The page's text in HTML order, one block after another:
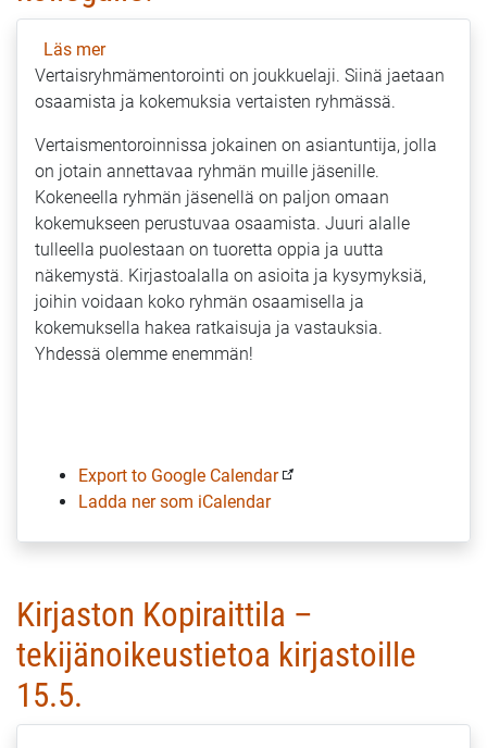
Läs merom
Verraton
vertaisryhmämentorointi
-
vertaistukea
kollegalta
kollegalle!
Vertaisryhmämentorointi on joukkuelaji. Siinä jaetaan
osaamista ja kokemuksia vertaisten ryhmässä.
Vertaismentoroinnissa jokainen on asiantuntija, jolla
on jotain annettavaa ryhmän muille jäsenille.
Kokeneella ryhmän jäsenellä on paljon omaan
kokemukseen perustuvaa osaamista. Juuri alalle
tulleella puolestaan on tuoretta oppia ja uutta
näkemystä. Kirjastoalalla on asioita ja kysymyksiä,
joihin voidaan koko ryhmän osaamisella ja
kokemuksella hakea ratkaisuja ja vastauksia.
Yhdessä olemme enemmän!
Export to Google Calendar
Ladda ner som iCalendar
Kirjaston Kopiraittila –
tekijänoikeustietoa kirjastoille
15.5.